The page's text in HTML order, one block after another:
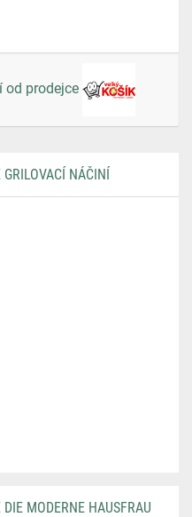
od prodejce
GRILOVACÍ NÁČINÍ
MODERNE HAUSFRAU